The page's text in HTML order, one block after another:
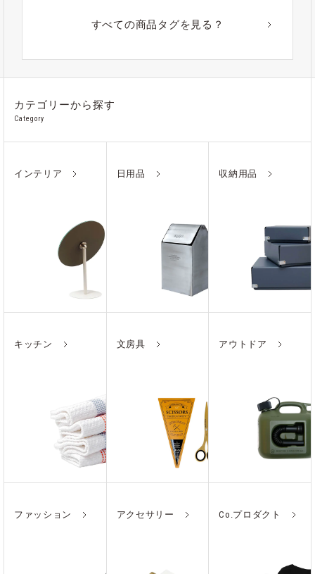
すべての商品タグを見る？
カテゴリーから探す
Category
インテリア 日用品 収納用品
キッチン 文房具 アウトドア
ファッション アクセサリー Co.プロダクト